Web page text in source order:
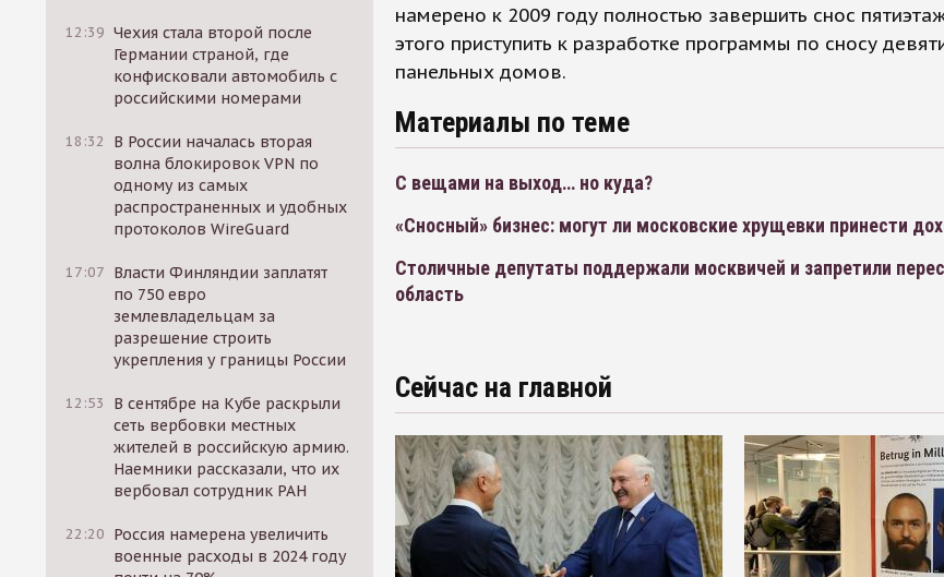
12:39 Чехия стала второй после
Германии страной, где
конфисковали автомобиль с
российскими номерами
18:32
В России началась вторая
волна блокировок VPN по
одному из самых
распространенных и удобных
протоколов WireGuard
17:07 Власти Финляндии заплатят
по 750 евро
землевладельцам за
разрешение строить
укрепления у границы России
12:53
В сентябре на Кубе раскрыли
сеть вербовки местных
жителей в российскую армию.
Наемники рассказали, что их
вербовал сотрудник РАН
22:20 Россия намерена увеличить
военные расходы в 2024 году
намерено к 2009 году полностью завершить снос
этого приступить к разработке программы по сносу
панельных домов.
Материалы по теме
С вещами на выход… но куда?
«Сносный» бизнес: могут ли московские хрущевки принести
Столичные депутаты поддержали москвичей и запретили
область
Сейчас на главной